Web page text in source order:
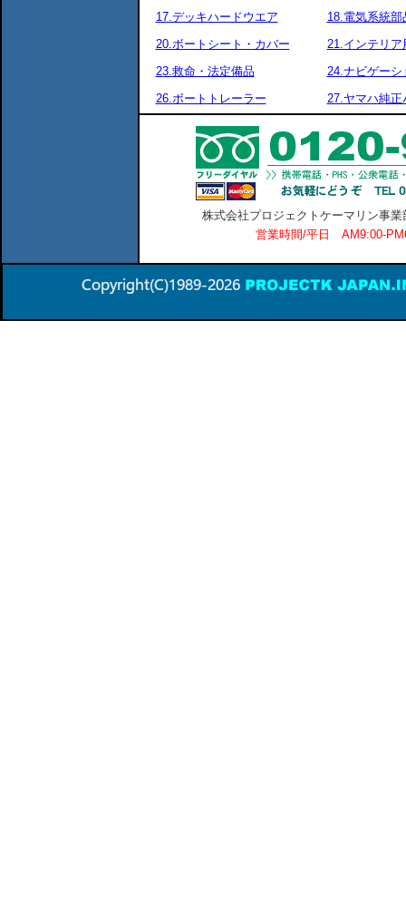
17.デッキハードウエア
18.電気系統部
20.ボートシート・カバー
21.インテリア
23.救命・法定備品
24.ナビゲーシ
26.ボートトレーラー
27.ヤマハ純正
株式会社プロジェクトケーマリン事
営業時間/平日 AM9:00-